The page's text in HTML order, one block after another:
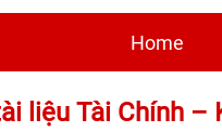
Home
liệu Tài Chính –